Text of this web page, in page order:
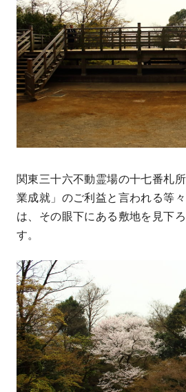
関東三十六不動霊場の十七番札
業成就」のご利益と言われる等
は、その眼下にある敷地を見下
す。